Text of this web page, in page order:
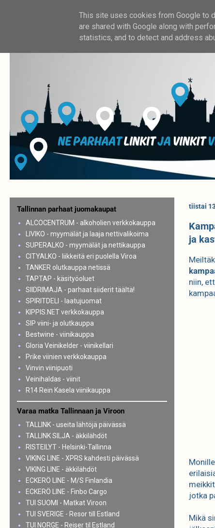
tiistai
ja
niin,
jotka
Mikä
Tallinnan parhaat juomakaupat
ALCOCENTRUM - alkoholien verkkokauppa
LIVIKO - myymälät ja laaja nettivalikoima
SUPERALKO - myymälät ja nettikauppa
CITYALKO - liikkeitä eri puolella Viroa
TANKER olutkauppa netissä
TAPTAP - käsityöoluet
SIIDRIMAJA - parhaat siiderit täältä!
SPIRITDELI - laatujuomat
KIPPIS.NET verkkokauppa
SIP viini- ja olutkauppa
Bestwine - viinikauppa
Gloria Veinikelder - viinikellari
Prike viinien verkkokauppa
Vinvin viinipuoti
Veinihaldas - viinit
R14 Rein Kasela viinikauppa
Varaa matka Tallinnaan ja Viroon
TALLINK - useita lähtöjä päivässä
TALLINK SILJA - äkkilähdöt
RISTEILYT - Helsinki-Tallinna
VIKING LINE - XPRS kahdesti päivässä
VIKING LINE - äkkilähdöt
ECKERÖ LINE - M/S Finlandia
ECKERÖ LINE - Finbo Cargo
TUI SUOMI - Matkat Viroon
TUI SVERIGE - Resor till Estland
TUI NORGE - Reiser til Estland
This site uses cookies from Google to
are shared with Google along with
statistics, and to detect and address